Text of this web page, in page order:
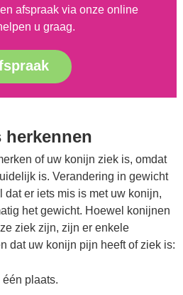
afspraak via onze online
u graag.
of uw konijn ziek is, omdat
is. Verandering in gewicht
dat er iets mis is met uw konijn,
het gewicht. Hoewel konijnen
ziek zijn, zijn er enkele
dat uw konijn pijn heeft of ziek is:
plaats.